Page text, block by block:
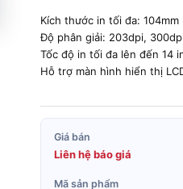
Kích thước in tối đa: 104mm
Độ phân giải: 203dpi,
Tốc độ in tối đa lên đến 14
Hỗ trợ màn hình hiển thị
Giá bán
Liên hệ báo giá
Mã sản phẩm